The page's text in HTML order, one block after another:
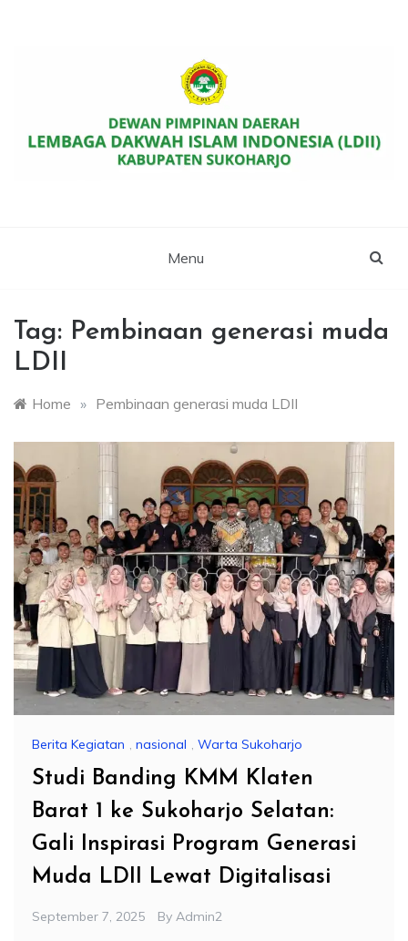
Menu
Tag: Pembinaan generasi muda
LDII
Home » Pembinaan generasi muda LDII
Berita Kegiatan , nasional , Warta Sukoharjo
Studi Banding KMM Klaten
Barat 1 ke Sukoharjo Selatan:
Gali Inspirasi Program Generasi
Muda LDII Lewat Digitalisasi
September 7, 2025 By Admin2